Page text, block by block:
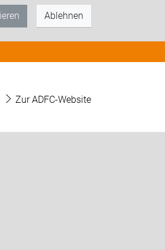
Ablehnen
Zur ADFC-Website